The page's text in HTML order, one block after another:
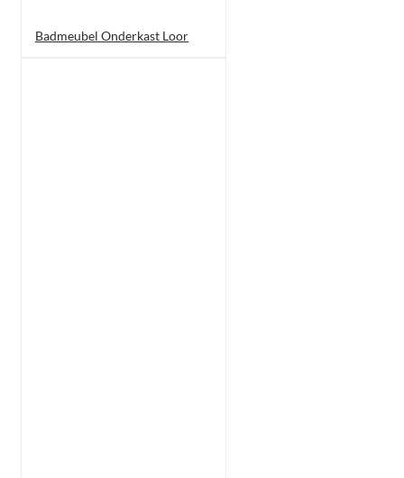
Badmeubel Onderkast Loor